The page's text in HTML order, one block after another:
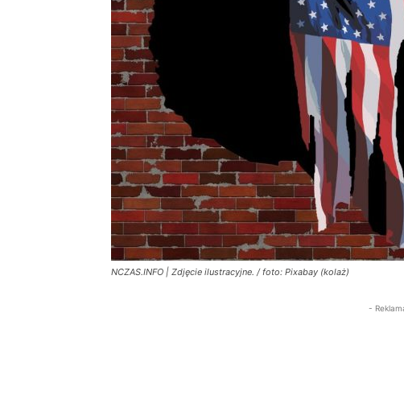
NCZAS.INFO | Zdjęcie ilustracyjne. / foto: Pixabay (kolaż)
-